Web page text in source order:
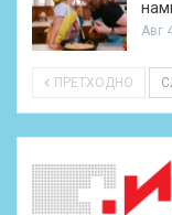
Авг
ПРЕТХОДНО